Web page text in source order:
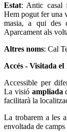
Estat: Antic casal
Hem pogut fer una
masia, a qui des
Aparcament als
Altres noms: Cal
Accés - Visitada el
Accessible per
La visió ampliada
facilitarà la
La trobarem a les
envoltada de camps